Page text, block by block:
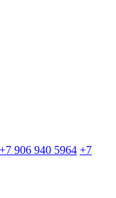
+7 906 940 5964 +7